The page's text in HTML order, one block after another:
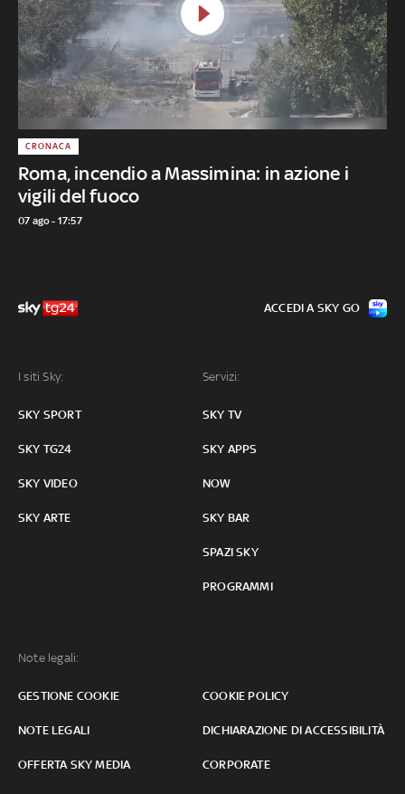
Roma, incendio a Massimina: in azione i
vigili del fuoco
CRONACA
07 ago - 17:57
I siti Sky:
SKY SPORT
SKY TG24
SKY VIDEO
SKY ARTE
Servizi:
SKY TV
SKY APPS
NOW
SKY BAR
SPAZI SKY
PROGRAMMI
Note legali:
GESTIONE COOKIE COOKIE POLICY
NOTE LEGALI DICHIARAZIONE DI ACCESSIBILITÀ
OFFERTA SKY MEDIA CORPORATE
ACCEDI A SKY GO